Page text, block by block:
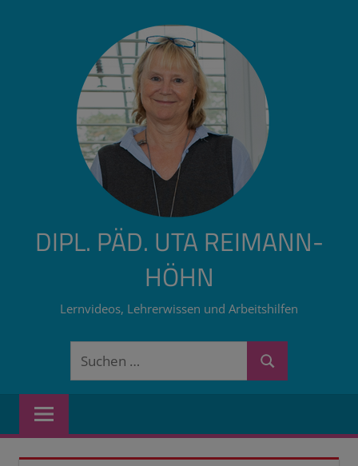
DIPL. PÄD. UTA REIMANN-
HÖHN
Lernvideos, Lehrerwissen und Arbeitshilfen
Suchen
Suchen